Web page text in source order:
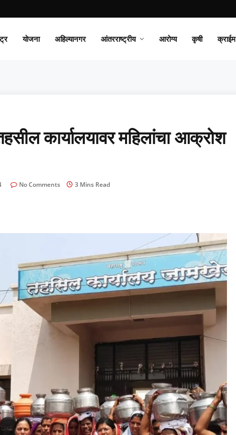
योजना अहिल्यानगर आंतरराष्ट्रीय आरोग्य कृषी क्राईम
कार्यालयावर महिलांचा आक्रोश
No Comments 3 Mins Read